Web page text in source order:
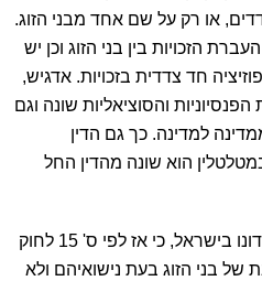
או רק על שם אחד מבני הזוג.
הזכויות בין בני הזוג וכן יש
חד צדדית בזכויות. אדגיש,
והסוציאליות שונה וגם
למדינה. כך גם הדין
הוא שונה מהדין החל
יחד עם זאת, אם ענייני הרכוש ידונו בישראל, כי אז לפי ס' 15 לחוק
של בני הזוג בעת נישואיהם ולא